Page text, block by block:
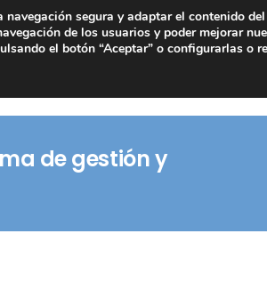
de gestión y
segura y adaptar el contenido
de los usuarios y poder mejorar
el botón “Aceptar” o configurarlas o